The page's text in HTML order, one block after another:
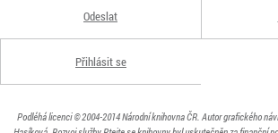
Odeslat
Přihlásit se
Podléhá licenci© 2004-2014Národní knihovna ČR. Autor grafického